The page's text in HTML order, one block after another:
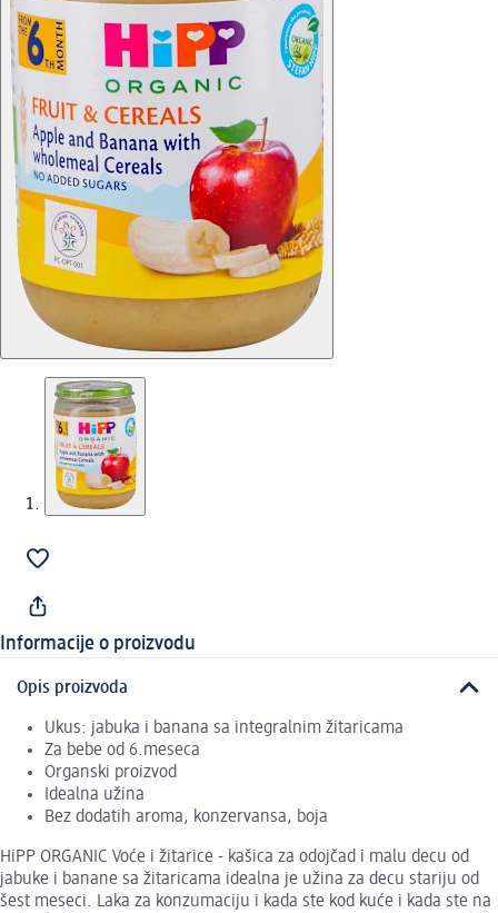
Informacije o proizvodu
Opis proizvoda
Ukus: jabuka i banana sa integralnim žitaricama
Za bebe od 6.meseca
Organski proizvod
Idealna užina
Bez dodatih aroma, konzervansa, boja
HiPP ORGANIC Voće i žitarice - kašica za odojčad i malu decu od
jabuke i banane sa žitaricama idealna je užina za decu stariju od
šest meseci. Laka za konzumaciju i kada ste kod kuće i kada ste na